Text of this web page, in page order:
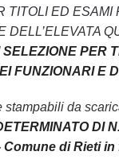
ED
DELL’ELEVATA
PER
FUNZIONARI E
stampabili da
DI
Comune di Rieti